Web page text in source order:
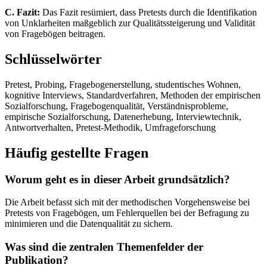
C. Fazit: Das Fazit resümiert, dass Pretests durch die Identifikation
von Unklarheiten maßgeblich zur Qualitätssteigerung und Validität
von Fragebögen beitragen.
Schlüsselwörter
Pretest, Probing, Fragebogenerstellung, studentisches Wohnen,
kognitive Interviews, Standardverfahren, Methoden der empirischen
Sozialforschung, Fragebogenqualität, Verständnisprobleme,
empirische Sozialforschung, Datenerhebung, Interviewtechnik,
Antwortverhalten, Pretest-Methodik, Umfrageforschung
Häufig gestellte Fragen
Worum geht es in dieser Arbeit grundsätzlich?
Die Arbeit befasst sich mit der methodischen Vorgehensweise bei
Pretests von Fragebögen, um Fehlerquellen bei der Befragung zu
minimieren und die Datenqualität zu sichern.
Was sind die zentralen Themenfelder der
Publikation?